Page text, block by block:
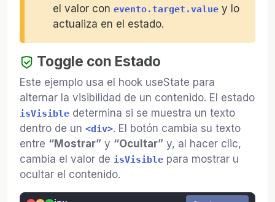
el valor conevento.target.value y lo
actualiza en el estado.
Toggle con Estado
Este ejemplo usa el hook useState para
alternar la visibilidad de un contenido. El estado
isVisible determina si se muestra un texto
dentro de un <div>. El botón cambia su texto
entre “Mostrar” y “Ocultar” y, al hacer clic,
cambia el valor de isVisible para mostrar u
ocultar el contenido.